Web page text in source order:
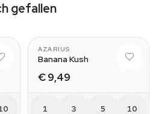
gefallen
AZARIUS
Banana Kush
€ 9,49
1 3 5 10